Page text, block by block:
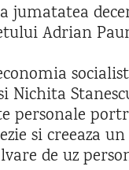
jumatatea
Adrian
Nichita
personale
si
de uz